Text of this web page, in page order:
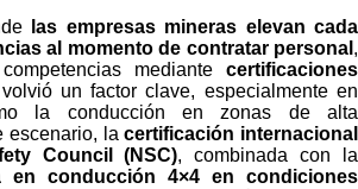
las empresas mineras elevan cada
al momento de contratar personal ,
mediante certificaciones
un factor clave, especialmente en
la conducción en zonas de alta
escenario, lacertificación internacional
Council (NSC), combinada con la
en conducción 4×4 en condiciones